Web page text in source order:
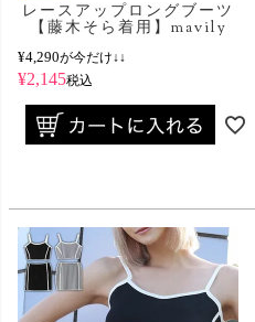
レースアップロングブーツ
【藤木そら着用】mavily
¥4,290が今だけ↓↓
¥2,145税込